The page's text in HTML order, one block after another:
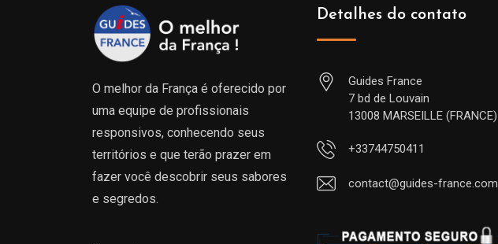
O melhor da França é oferecido por
uma equipe de profissionais
responsivos, conhecendo seus
territórios e que terão prazer em
fazer você descobrir seus sabores
e segredos.
Detalhes do contato
Guides France
7 bd de Louvain
13008 MARSEILLE (FRANCE)
+33744750411
contact@guides-france.com